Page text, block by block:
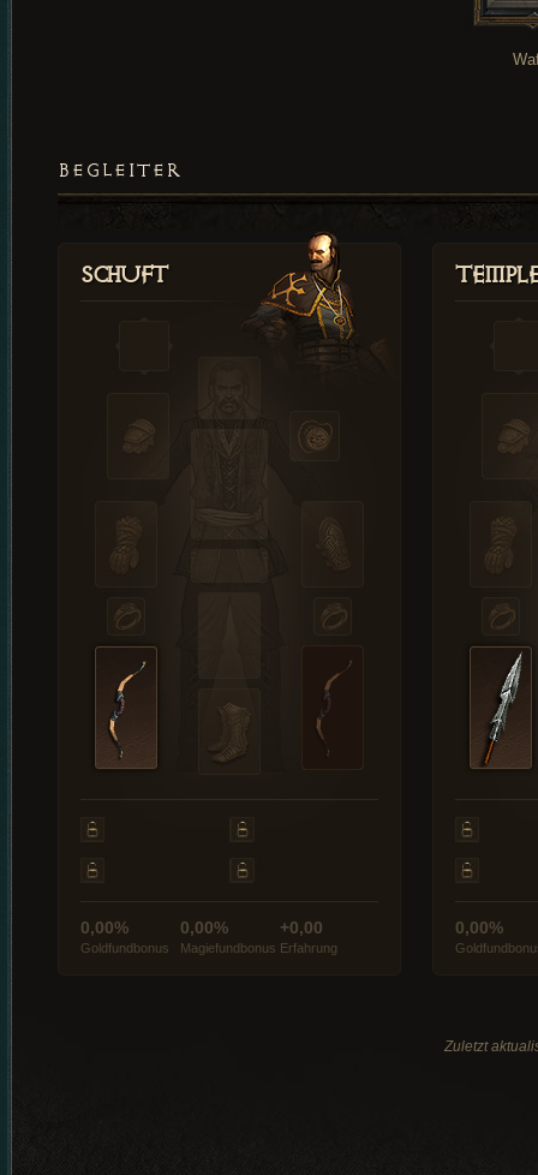
BEGLEITER
Schuft
0,00%
Goldfundbonus
0,00%
Magiefundbonus
+0,00
Erfahrung
0,00%
Zuletzt